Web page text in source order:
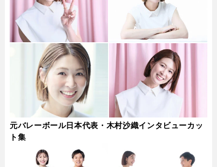
元バレーボール日本代表・木村沙織インタビューカッ
ト集